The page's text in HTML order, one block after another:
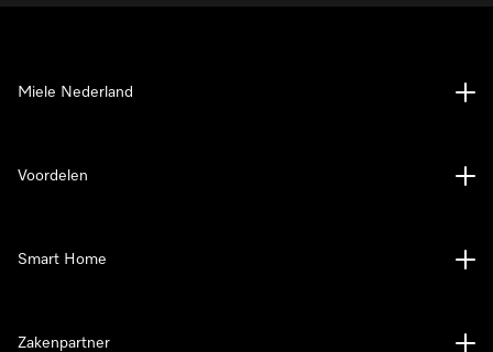
Miele Nederland
Voordelen
Smart Home
Zakenpartner